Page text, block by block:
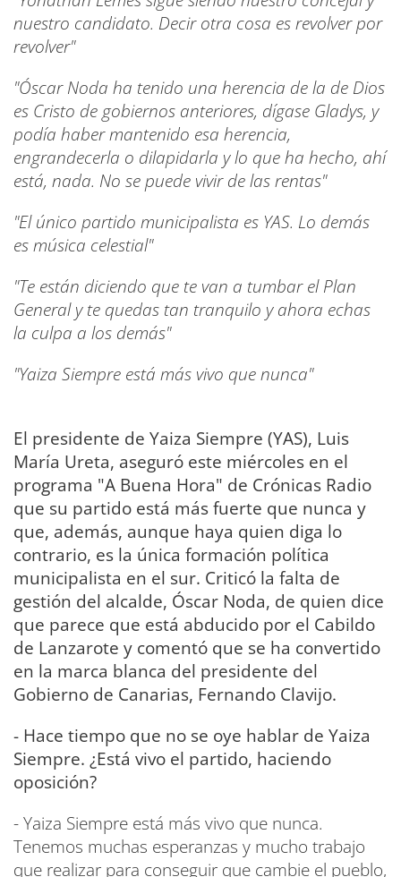
nuestro candidato. Decir otra cosa es revolver por
revolver"
"Óscar Noda ha tenido una herencia de la de Dios
es Cristo de gobiernos anteriores, dígase Gladys, y
podía haber mantenido esa herencia,
engrandecerla o dilapidarla y lo que ha hecho, ahí
está, nada. No se puede vivir de las rentas"
"El único partido municipalista es YAS. Lo demás
es música celestial"
"Te están diciendo que te van a tumbar el Plan
General y te quedas tan tranquilo y ahora echas
la culpa a los demás"
"Yaiza Siempre está más vivo que nunca"
El presidente de Yaiza Siempre (YAS), Luis
María Ureta, aseguró este miércoles en el
programa "A Buena Hora" de Crónicas Radio
que su partido está más fuerte que nunca y
que, además, aunque haya quien diga lo
contrario, es la única formación política
municipalista en el sur. Criticó la falta de
gestión del alcalde, Óscar Noda, de quien dice
que parece que está abducido por el Cabildo
de Lanzarote y comentó que se ha convertido
en la marca blanca del presidente del
Gobierno de Canarias, Fernando Clavijo.
- Hace tiempo que no se oye hablar de Yaiza
Siempre. ¿Está vivo el partido, haciendo
oposición?
- Yaiza Siempre está más vivo que nunca.
Tenemos muchas esperanzas y mucho trabajo
que realizar para conseguir que cambie el pueblo,